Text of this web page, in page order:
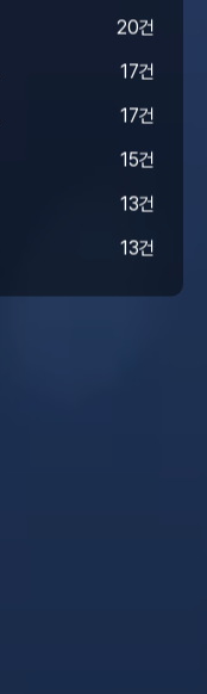
20건
17건
17건
15건
13건
13건